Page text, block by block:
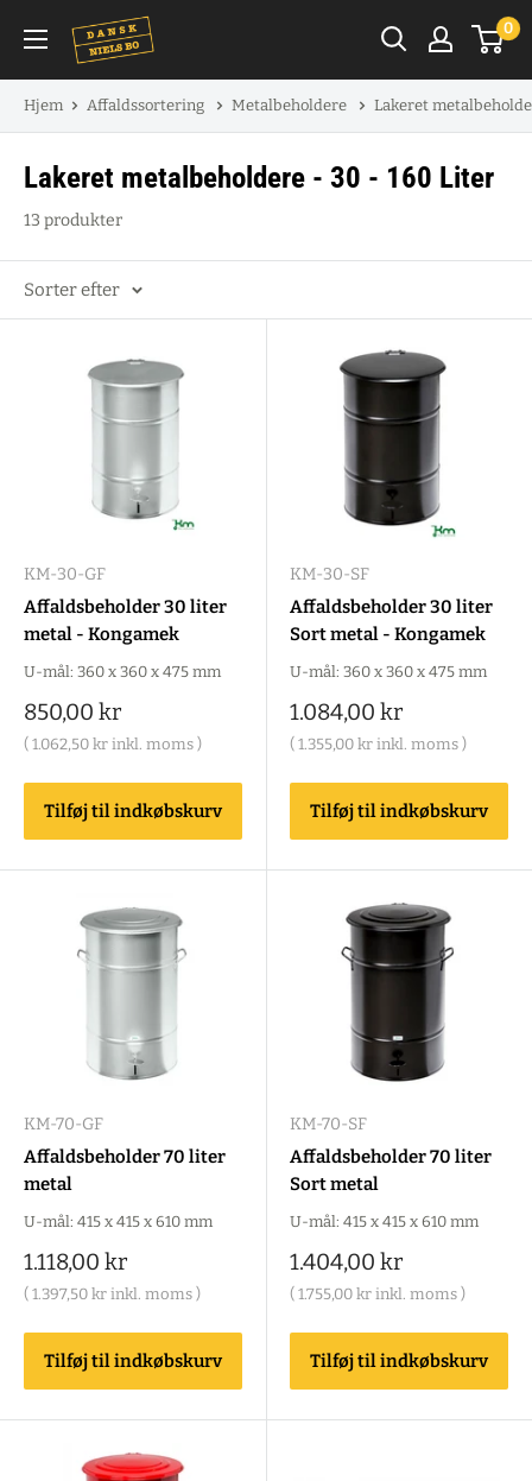
indhold
0
Hjem Affaldssortering Metalbeholdere Lakeret
Lakeret metalbeholdere - 30 - 160 Liter
13 produkter
Sorter efter
KM-30-GF
Affaldsbeholder 30 liter
metal - Kongamek
U-mål: 360 x 360 x 475 mm
Salgspris
850,00 kr
( 1.062,50 kr inkl. moms )
Tilføj til indkøbskurv
KM-30-SF
Affaldsbeholder 30 liter
Sort metal - Kongamek
U-mål: 360 x 360 x 475 mm
Salgspris
1.084,00 kr
( 1.355,00 kr inkl. moms )
Tilføj til indkøbskurv
KM-70-GF
Affaldsbeholder 70 liter
metal
U-mål: 415 x 415 x 610 mm
Salgspris
1.118,00 kr
( 1.397,50 kr inkl. moms )
Tilføj til indkøbskurv
KM-70-SF
Affaldsbeholder 70 liter
Sort metal
U-mål: 415 x 415 x 610 mm
Salgspris
1.404,00 kr
( 1.755,00 kr inkl. moms )
Tilføj til indkøbskurv